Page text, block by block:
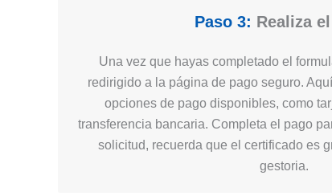
Paso 3: Realiza
Una vez que hayas completado el
redirigido a la página de pago seguro.
opciones de pago disponibles, como
transferencia bancaria. Completa el pago
solicitud, recuerda que el certificado es
gestoria.